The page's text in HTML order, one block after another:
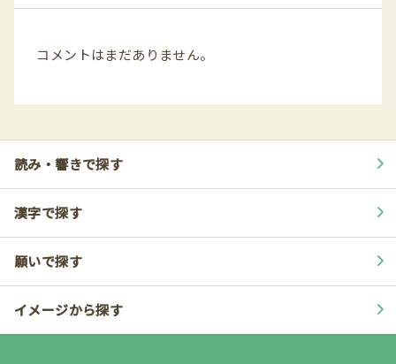
コメントはまだありません。
読み・響きで探す
漢字で探す
願いで探す
イメージから探す